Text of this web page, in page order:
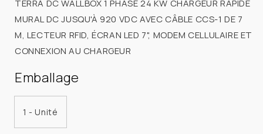
6AGC107060
TERRA
DC
1PH
24KWRFID
CELL
HMI
CCS1
6AGC107060
BORNE
TERRA
DC
TERRA DC WALLBOX 1 PHASE 24 KW CHARGEUR RAPIDE
MURAL DC JUSQU'À 920 VDC AVEC CÂBLE CCS-1 DE 7
M, LECTEUR RFID, ÉCRAN LED 7", MODEM CELLULAIRE ET
CONNEXION AU CHARGEUR
Emballage
1 - Unité